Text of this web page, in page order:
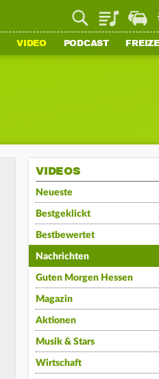
Playlist
VIDEO PODCAST
VIDEOS
Neueste
Bestgeklickt
Bestbewertet
Nachrichten
Guten Morgen Hessen
Magazin
Aktionen
Musik & Stars
Wirtschaft